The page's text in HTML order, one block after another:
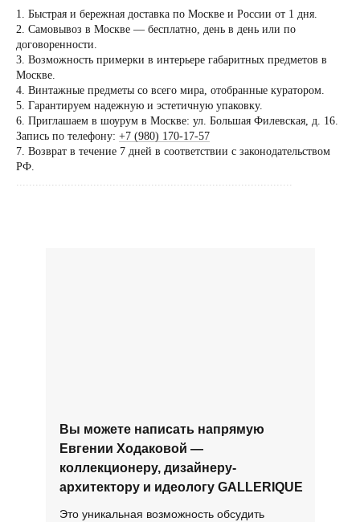
1. Быстрая и бережная доставка по Москве и России от 1 дня.
2. Самовывоз в Москве — бесплатно, день в день или по
договоренности.
3. Возможность примерки в интерьере габаритных предметов в
Москве.
4. Винтажные предметы со всего мира, отобранные куратором.
5. Гарантируем надежную и эстетичную упаковку.
6. Приглашаем в шоурум в Москве: ул. Большая Филевская, д. 16.
Запись по телефону: +7 (980) 170-17-57
7. Возврат в течение 7 дней в соответствии с законодательством
РФ.
......................................................................................
Это уникальная возможность обсудить
Вы можете написать напрямую
Евгении Ходаковой —
коллекционеру, дизайнеру-
архитектору и идеологу GALLERIQUE
Вы можете
Евгении
архитектору и
Посещение только
договоренности